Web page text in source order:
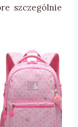
szczególnie